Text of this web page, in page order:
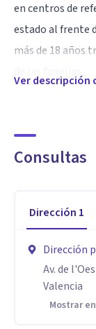
en centros de
estado al frente
más de 18 años
"Ser mente" que
declaración de
hay otra forma
charla, en un
paciente
se genere el
Ver descripción
Consultas
Dirección 1
Dirección
Av. de
Valencia
Mostrar